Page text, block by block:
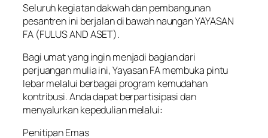
Seluruh kegiatan dakwah dan pembangunan
pesantren ini berjalan di bawah naungan YAYASAN
FA (FULUS AND ASET).
Bagi umat yang ingin menjadi bagian dari
perjuangan mulia ini, Yayasan FA membuka pintu
lebar melalui berbagai program kemudahan
kontribusi. Anda dapat berpartisipasi dan
menyalurkan kepedulian melalui:
Penitipan Emas